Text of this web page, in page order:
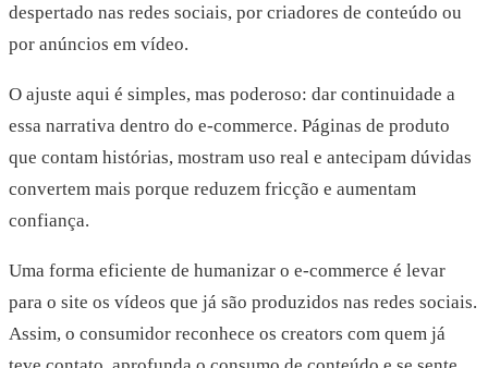
despertado nas redes sociais, por criadores de conteúdo ou
por anúncios em vídeo.
O ajuste aqui é simples, mas poderoso: dar continuidade a
essa narrativa dentro do e-commerce. Páginas de produto
que contam histórias, mostram uso real e antecipam dúvidas
convertem mais porque reduzem fricção e aumentam
confiança.
Uma forma eficiente de humanizar o e-commerce é levar
para o site os vídeos que já são produzidos nas redes sociais.
Assim, o consumidor reconhece os creators com quem já